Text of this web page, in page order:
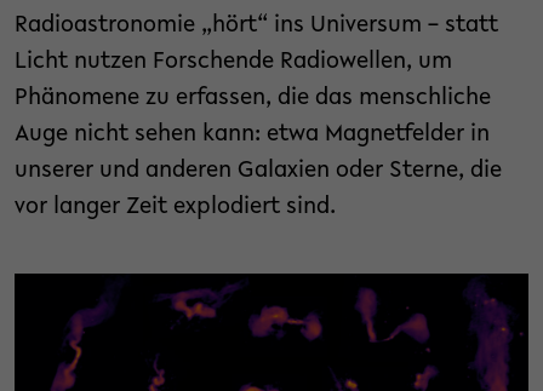
Radioastronomie „hört“ ins Universum – statt
Licht nutzen Forschende Radiowellen, um
Phänomene zu erfassen, die das menschliche
Auge nicht sehen kann: etwa Magnetfelder in
unserer und anderen Galaxien oder Sterne, die
vor langer Zeit explodiert sind.